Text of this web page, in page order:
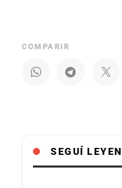
COMPARIR
SEGUÍ